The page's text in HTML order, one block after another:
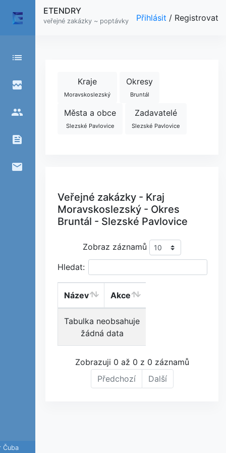
list
broken_image
people
feed
email
Čuba
ETENDRY
veřejné zakázky ~ poptávky Přihlásit / Registrovat
Kraje
Moravskoslezský
Okresy
Bruntál
Města a obce
Slezské Pavlovice
Zadavatelé
Slezské Pavlovice
Veřejné zakázky - Kraj
Moravskoslezský - Okres
Bruntál - Slezské Pavlovice
Zobraz záznamů
Hledat:
Název Akce
Tabulka neobsahuje
žádná data
Zobrazuji 0 až 0 z 0 záznamů
Předchozí
Další